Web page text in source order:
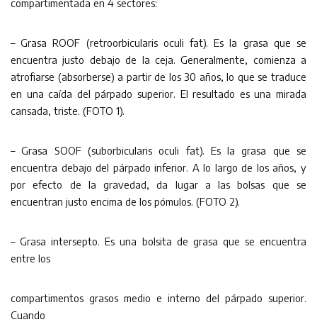
compartimentada en 4 sectores:
– Grasa ROOF (retroorbicularis oculi fat). Es la grasa que se
encuentra justo debajo de la ceja. Generalmente, comienza a
atrofiarse (absorberse) a partir de los 30 años, lo que se traduce
en una caída del párpado superior. El resultado es una mirada
cansada, triste. (FOTO 1).
– Grasa SOOF (suborbicularis oculi fat). Es la grasa que se
encuentra debajo del párpado inferior. A lo largo de los años, y
por efecto de la gravedad, da lugar a las bolsas que se
encuentran justo encima de los pómulos. (FOTO 2).
– Grasa intersepto. Es una bolsita de grasa que se encuentra
entre los
compartimentos grasos medio e interno del párpado superior.
Cuando